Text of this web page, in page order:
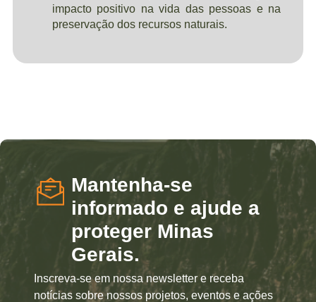
impacto positivo na vida das pessoas e na
preservação dos recursos naturais.
Mantenha-se
informado e ajude a
proteger Minas
Gerais.
Inscreva-se em nossa newsletter e receba
notícias sobre nossos projetos, eventos e ações